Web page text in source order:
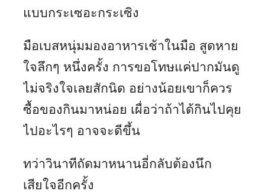
แบบกระเซอะกระเซิง
มือเบสหนุ่มมองอาหารเช้าในมือ สูดหาย
ใจลึกๆ หนึ่งครั้ง การขอโทษแค่ปากมันดู
ไม่จริงใจเลยสักนิด อย่างน้อยเขาก็ควร
ซื้อของกินมาหน่อย เผื่อว่าถ้าได้กินไปคุย
ไปอะไรๆ อาจจะดีขึ้น
ทว่าวินาทีถัดมาหนานอี่กลับต้องนึก
เสียใจอีกครั้ง